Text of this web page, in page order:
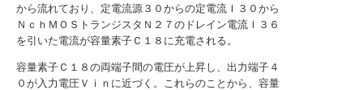
から流れており、定電流源３０からの定電流Ｉ３０から
ＮｃｈＭＯＳトランジスタＮ２７のドレイン電流Ｉ３６
を引いた電流が容量素子Ｃ１８に充電される。
容量素子Ｃ１８の両端子間の電圧が上昇し、出力端子４
０が入力電圧Ｖｉｎに近づく。これらのことから、容量